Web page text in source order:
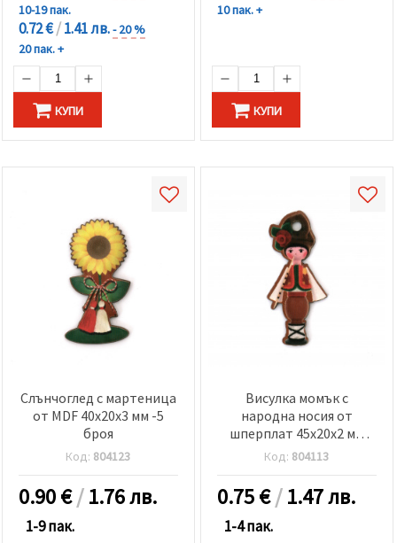
10-19 пак.
0.72 €/1.41 лв.- 20 %
20 пак. +
КУПИ
10 пак. +
КУПИ
Слънчоглед с мартеница
от MDF 40x20x3 мм -5
броя
Код: 804123
0.90€/1.76 лв.
1-9 пак.
Висулка момък с
народна носия от
шперплат 45x20x2 мм
дупка 3 мм -4 броя
Код: 804113
0.75€/1.47 лв.
1-4 пак.